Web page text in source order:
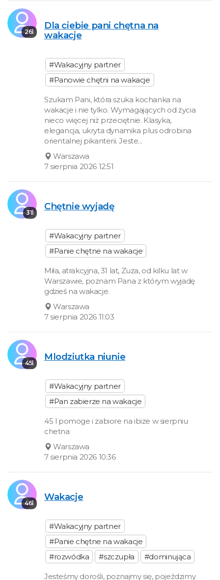
26l
Dla ciebie pani chętna na
wakacje
#Wakacyjny partner
#Panowie chętni na wakacje
Szukam Pani, która szuka kochanka na
wakacje i nie tylko. Wymagających od życia
nieco więcej niż przeciętnie. Klasyka,
elegancja, ukryta dynamika plus odrobina
orientalnej pikanterii. Jeste...
Warszawa
7 sierpnia 2026 12:51
31l
Chętnie wyjadę
#Wakacyjny partner
#Panie chętne na wakacje
Miła, atrakcyjna, 31 lat, Zuza, od kilku lat w
Warszawie, poznam Pana z którym wyjadę
gdzieś na wakacje.
Warszawa
7 sierpnia 2026 11:03
45l
Mlodziutka niunie
#Wakacyjny partner
#Pan zabierze na wakacje
45 l pomoge i zabiore na ibize w sierpniu
chetna
Warszawa
7 sierpnia 2026 10:36
46l
Wakacje
#Wakacyjny partner
#Panie chętne na wakacje
#rozwódka
#szczupła #dominująca
Jesteśmy dorośli, poznajmy się, pojeździmy